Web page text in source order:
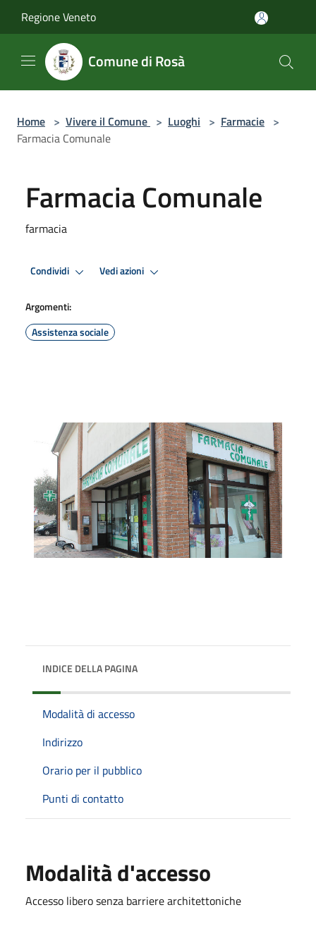
Regione Veneto
Comune di Rosà
Home > Vivere il Comune > Luoghi > Farmacie >
Farmacia Comunale
Farmacia Comunale
farmacia
Condividi Vedi azioni
Argomenti:
Assistenza sociale
INDICE DELLA PAGINA
Modalità di accesso
Indirizzo
Orario per il pubblico
Punti di contatto
Modalità d'accesso
Accesso libero senza barriere architettoniche